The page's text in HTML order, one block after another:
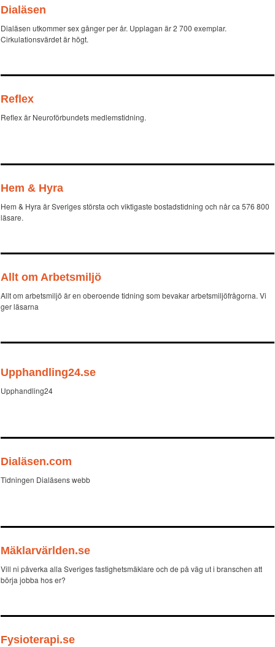
Dialäsen
Dialäsen utkommer sex gånger per år. Upplagan är 2 700 exemplar.
Cirkulationsvärdet är högt.
Reflex
Reflex är Neuroförbundets medlemstidning.
Hem & Hyra
Hem & Hyra är Sveriges största och viktigaste bostadstidning och når ca 576 800
läsare.
Allt om Arbetsmiljö
Allt om arbetsmiljö är en oberoende tidning som bevakar arbetsmiljöfrågorna. Vi
ger läsarna
Upphandling24.se
Upphandling24
Dialäsen.com
Tidningen Dialäsens webb
Mäklarvärlden.se
Vill ni påverka alla Sveriges fastighetsmäklare och de på väg ut i branschen att
börja jobba hos er?
Fysioterapi.se